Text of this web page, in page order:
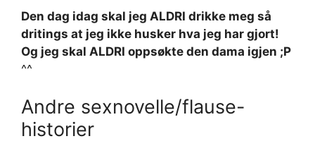
Den dag idag skal jeg ALDRI drikke meg så
dritings at jeg ikke husker hva jeg har gjort!
Og jeg skal ALDRI oppsøkte den dama igjen ;P
^^
Andre sexnovelle/flause-
historier